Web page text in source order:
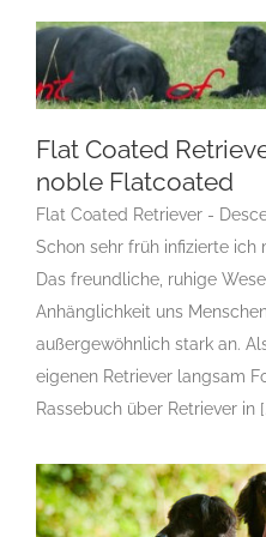
Flat Coated
F Gruppe 8 Gruppe 8-
Züchter Flatcoated
Flatcoated Retriever
Standard Rassehunde von
Flat Coated
noble Flatcoated
Flat Coated Retriever -
Schon sehr früh infizierte ich
Das freundliche, ruhige
Anhänglichkeit uns
außergewöhnlich stark an.
eigenen Retriever langsam
Rassebuch über Retriever in